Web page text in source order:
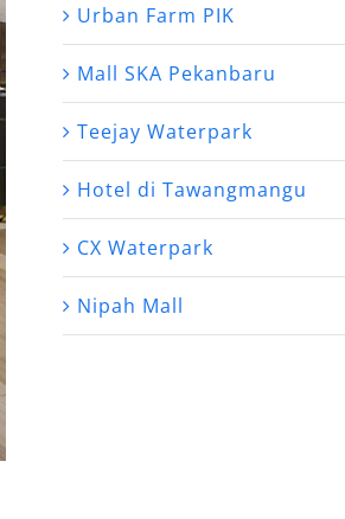
Urban Farm PIK
Mall SKA Pekanbaru
Teejay Waterpark
Hotel di Tawangmangu
CX Waterpark
Nipah Mall